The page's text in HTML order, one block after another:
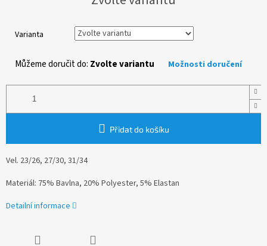
Varianta
Můžeme doručit do: Zvolte variantu Možnosti doručení
Přidat do košíku
Vel. 23/26, 27/30, 31/34
Materiál: 75% Bavlna, 20% Polyester, 5% Elastan
Detailní informace